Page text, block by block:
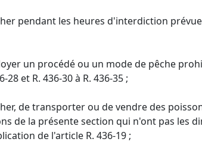
pendant les heures d'interdiction
un procédé ou un mode de pêche
28 et R. 436-30 à R. 436-35 ;
de transporter ou de vendre des
de la présente section qui n'ont pas les
de l'article R. 436-19 ;